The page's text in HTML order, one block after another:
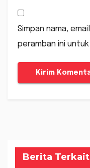
Simpan nama,
peramban ini
Berita Terkait